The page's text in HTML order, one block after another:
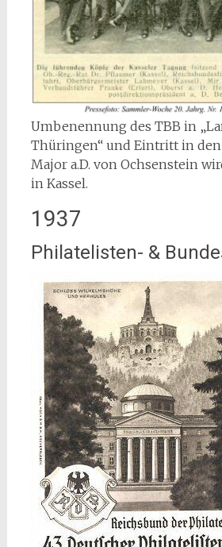
Umbenennung des TBB in
Thüringen“ und Eintritt in den
Major a.D. von Ochsenstein
in Kassel.
1937
Philatelisten- &